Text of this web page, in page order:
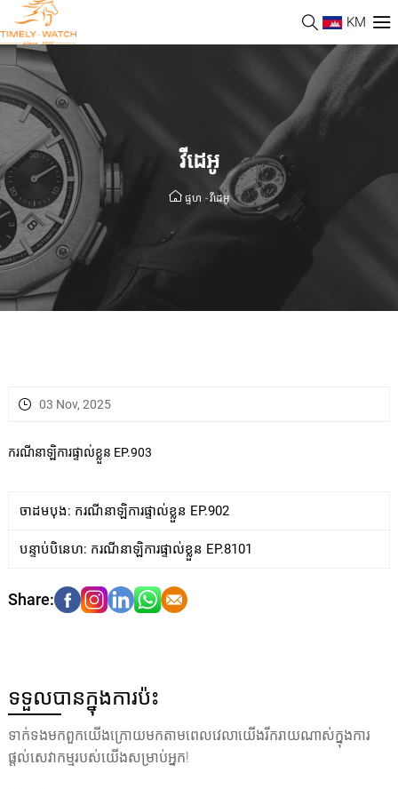
KM
វីដេអូ
ផ្ទហ - វីដេអូ
03 Nov, 2025
ករណីនាឡិការផ្ទាល់ខ្លួន EP.903
ចាដមបុង: ករណីនាឡិការផ្ទាល់ខ្លួន EP.902
បន្ទាប់បិនេហ: ករណីនាឡិការផ្ទាល់ខ្លួន EP.8101
ទទួលបានក្នុងការប៉ះ
ទាក់ទងមកពួកយើងក្រោយមកតាមពេលវេលាយើងរីករាយណាស់ក្នុងការ
ផ្តល់សេវាកម្មរបស់យើងសម្រាប់អ្នក!